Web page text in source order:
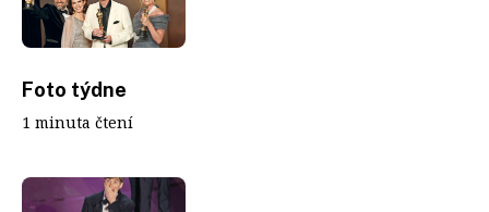
Foto týdne
1 minuta čtení